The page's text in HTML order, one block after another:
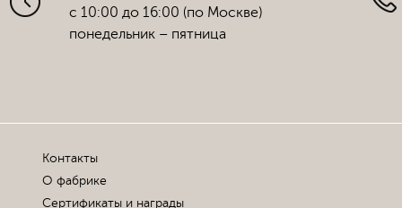
с 10:00 до 16:00 (по Москве)
понедельник – пятница
Контакты
О фабрике
Сертификаты и награды